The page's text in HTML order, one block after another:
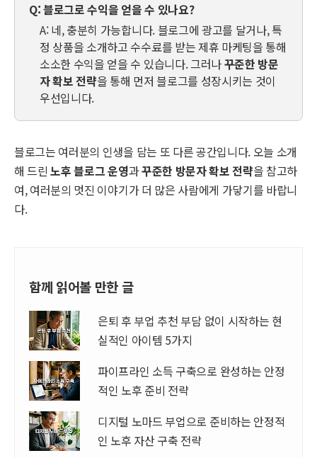
Q: 블로그로 수익을 얻을 수 있나요?
A: 네, 충분히 가능합니다. 블로그에 광고를 달거나, 특
정 상품을 소개하고 수수료를 받는 제휴 마케팅을 통해
소소한 수익을 얻을 수 있습니다. 그러나꾸준한 방문
자 확보 전략을 통해 먼저 블로그를 성장시키는 것이
우선입니다.
블로그는 여러분의 인생을 담는 또 다른 공간입니다. 오늘 소개
해 드린노후 블로그 운영과꾸준한 방문자 확보 전략을 참고하
여, 여러분의 멋진 이야기가 더 많은 사람에게 가닿기를 바랍니
다.
함께 읽어볼 만한 글
은퇴 후 부업 추천 부담 없이 시작하는 현
실적인 아이템 5가지
파이프라인 소득 구축으로 완성하는 안정
적인 노후 준비 전략
디지털 노마드 부업으로 준비하는 안정적
인 노후 자산 구축 전략